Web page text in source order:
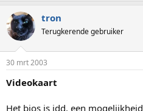
tron
Terugkerende gebruiker
30 mrt 2003
Videokaart
Het bios is idd. een